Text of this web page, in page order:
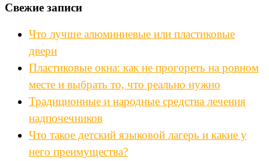
Свежие записи
Что лучше алюминиевые или пластиковые
двери
Пластиковые окна: как не прогореть на ровном
месте и выбрать то, что реально нужно
Традиционные и народные средства лечения
надпочечников
Что такое детский языковой лагерь и какие у
него преимущества?